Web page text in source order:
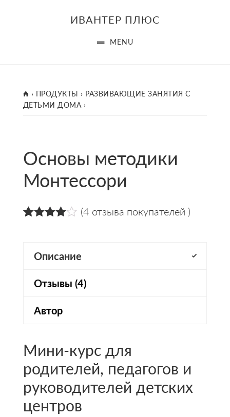
ИВАНТЕР ПЛЮС
MENU
ГЛАВНАЯ
› ПРОДУКТЫ › РАЗВИВАЮЩИЕ ЗАНЯТИЯ С
ДЕТЬМИ ДОМА ›
Основы методики
Монтессори
пользователей
(4 отзыва покупателей )
Описание
Отзывы (4)
Автор
Мини-курс для
родителей, педагогов и
руководителей детских
центров